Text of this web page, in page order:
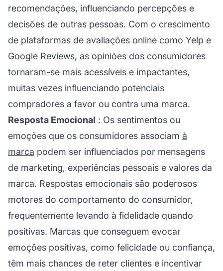
recomendações, influenciando percepções e
decisões de outras pessoas. Com o crescimento
de plataformas de avaliações online como Yelp e
Google Reviews, as opiniões dos consumidores
tornaram-se mais acessíveis e impactantes,
muitas vezes influenciando potenciais
compradores a favor ou contra uma marca.
Resposta Emocional : Os sentimentos ou
emoções que os consumidores associam à
marca podem ser influenciados por mensagens
de marketing, experiências pessoais e valores da
marca. Respostas emocionais são poderosos
motores do comportamento do consumidor,
frequentemente levando à fidelidade quando
positivas. Marcas que conseguem evocar
emoções positivas, como felicidade ou confiança,
têm mais chances de reter clientes e incentivar